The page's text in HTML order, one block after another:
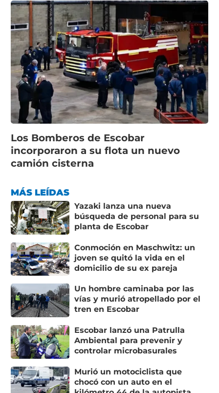
Los Bomberos de Escobar
incorporaron a su flota un nuevo
camión cisterna
MÁS LEÍDAS
Yazaki lanza una nueva
búsqueda de personal para su
planta de Escobar
Conmoción en Maschwitz: un
joven se quitó la vida en el
domicilio de su ex pareja
Un hombre caminaba por las
vías y murió atropellado por el
tren en Escobar
Escobar lanzó una Patrulla
Ambiental para prevenir y
controlar microbasurales
Murió un motociclista que
chocó con un auto en el